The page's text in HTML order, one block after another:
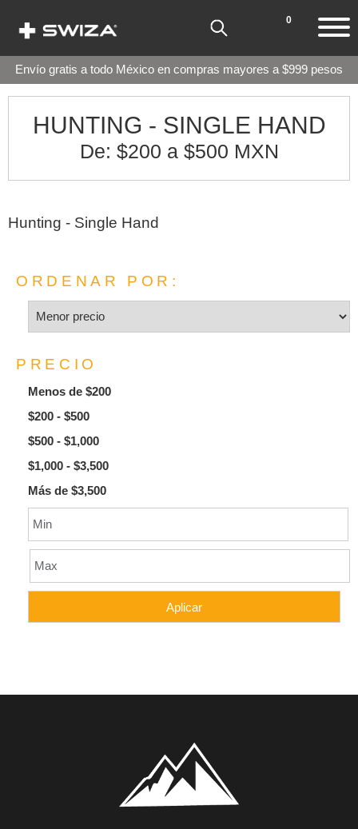
0
Envío gratis a todo México en compras mayores a $999 pesos
HUNTING - SINGLE HAND
De: $200 a $500 MXN
Hunting - Single Hand
ORDENAR POR:
PRECIO
Menos de $200
$200 - $500
$500 - $1,000
$1,000 - $3,500
Más de $3,500